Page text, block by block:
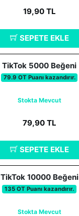
❆
❆
19,90 TL
SEPETE EKLE
TikTok 5000 Beğeni
79.9 OT Puanı kazandırır.
Stokta Mevcut
79,90 TL
SEPETE EKLE
TikTok 10000 Beğeni
135 OT Puanı kazandırır.
Stokta Mevcut